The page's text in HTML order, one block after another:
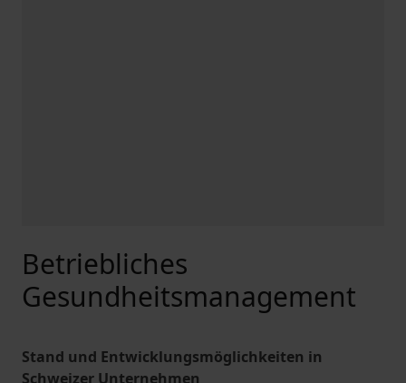
Betriebliches
Gesundheitsmanagement
Stand und Entwicklungsmöglichkeiten in
Schweizer Unternehmen